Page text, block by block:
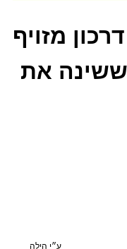
מזויף
את
ע״י הילה